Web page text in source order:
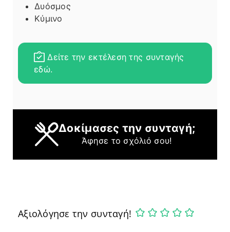
Δυόσμος
Κύμινο
Δείτε την εκτέλεση της συνταγής
εδώ.
Δοκίμασες την συνταγή;
Άφησε το σχόλιό σου!
Αξιολόγησε την συνταγή!